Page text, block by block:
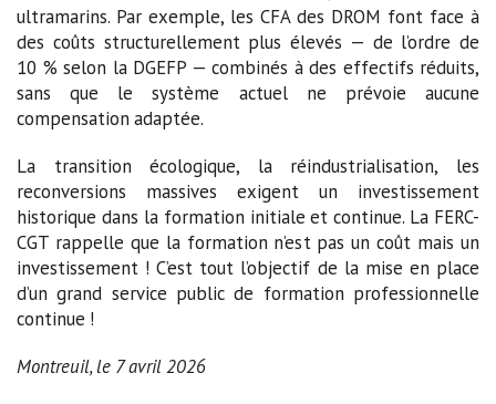
ultramarins. Par exemple, les CFA des DROM font face à
des coûts structurellement plus élevés — de l’ordre de
10 % selon la DGEFP — combinés à des effectifs réduits,
sans que le système actuel ne prévoie aucune
compensation adaptée.
La transition écologique, la réindustrialisation, les
reconversions massives exigent un investissement
historique dans la formation initiale et continue. La FERC-
CGT rappelle que la formation n’est pas un coût mais un
investissement ! C’est tout l’objectif de la mise en place
d’un grand service public de formation professionnelle
continue !
Montreuil, le 7 avril 2026